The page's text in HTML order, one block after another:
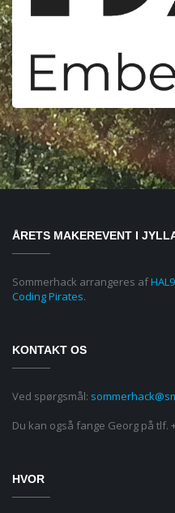
ÅRETS MAKEREVENT I
Sommerhack arrangeres af
Coding Pirates.
KONTAKT OS
Ved spørgsmål:
Du kan også fange Georg på tlf.
HVOR